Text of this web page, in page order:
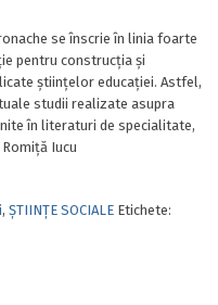
se înscrie în linia foarte
pentru construcţia şi
ştiinţelor educaţiei. Astfel,
studii realizate asupra
în literaturi de specialitate,
Iucu
, ȘTIINȚE SOCIALE Etichete: